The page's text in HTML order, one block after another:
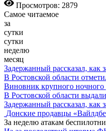
Просмотров: 2879
Самое читаемое
за
сутки
сутки
неделю
месяц
Задержанный рассказал, как
В Ростовской области
Виновник крупного ночного
В Ростовской области
Задержанный рассказал, как
Донские продавцы
За неделю атакам